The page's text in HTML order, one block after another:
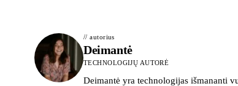
// autorius
Deimantė
TECHNOLOGIJŲ AUTORĖ
Deimantė yra technologijas išmananti